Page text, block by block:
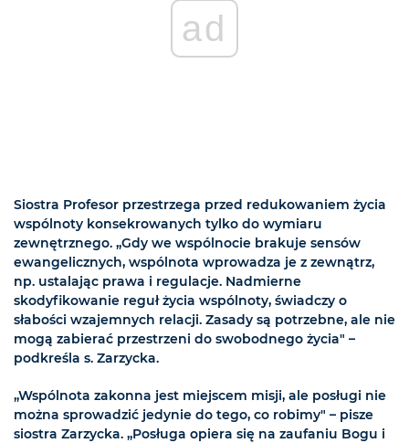
ad
Siostra Profesor przestrzega przed redukowaniem życia
wspólnoty konsekrowanych tylko do wymiaru
zewnętrznego. „Gdy we wspólnocie brakuje sensów
ewangelicznych, wspólnota wprowadza je z zewnątrz,
np. ustalając prawa i regulacje. Nadmierne
skodyfikowanie reguł życia wspólnoty, świadczy o
słabości wzajemnych relacji. Zasady są potrzebne, ale nie
mogą zabierać przestrzeni do swobodnego życia" –
podkreśla s. Zarzycka.
„Wspólnota zakonna jest miejscem misji, ale posługi nie
można sprowadzić jedynie do tego, co robimy" – pisze
siostra Zarzycka. „Posługa opiera się na zaufaniu Bogu i